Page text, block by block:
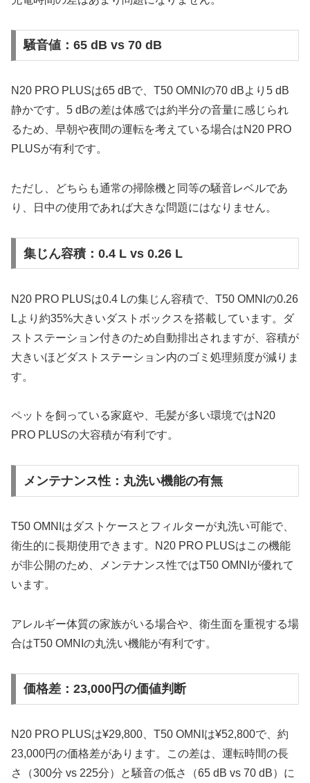
騒音値：65 dB vs 70 dB
N20 PRO PLUSは65 dBで、T50 OMNIの70 dBより5 dB
静かです。5 dBの差は体感では約半分の音量に感じられ
るため、早朝や夜間の運転を考えている場合はN20 PRO
PLUSが有利です。
ただし、どちらも通常の掃除機と同等の騒音レベルであ
り、日中の使用であれば大きな問題にはなりません。
集じん容積：0.4 L vs 0.26 L
N20 PRO PLUSは0.4 Lの集じん容積で、T50 OMNIの0.26
Lより約35%大きいダストボックスを搭載しています。ダ
ストステーション付きのため自動排出されますが、容積が
大きいほどダストステーション内のゴミ処理頻度が減りま
す。
ペットを飼っている家庭や、毛髪が多い環境ではN20
PRO PLUSの大容積が有利です。
メンテナンス性：丸洗い機能の有無
T50 OMNIはダストケースとフィルターが丸洗い可能で、
衛生的に長期使用できます。N20 PRO PLUSはこの機能
が非公開のため、メンテナンス性ではT50 OMNIが優れて
います。
アレルギー体質の家族がいる場合や、衛生面を重視する場
合はT50 OMNIの丸洗い機能が有利です。
価格差：23,000円の価値判断
N20 PRO PLUSは¥29,800、T50 OMNIは¥52,800で、約
23,000円の価格差があります。この差は、運転時間の長
さ（300分 vs 225分）と騒音の低さ（65 dB vs 70 dB）に